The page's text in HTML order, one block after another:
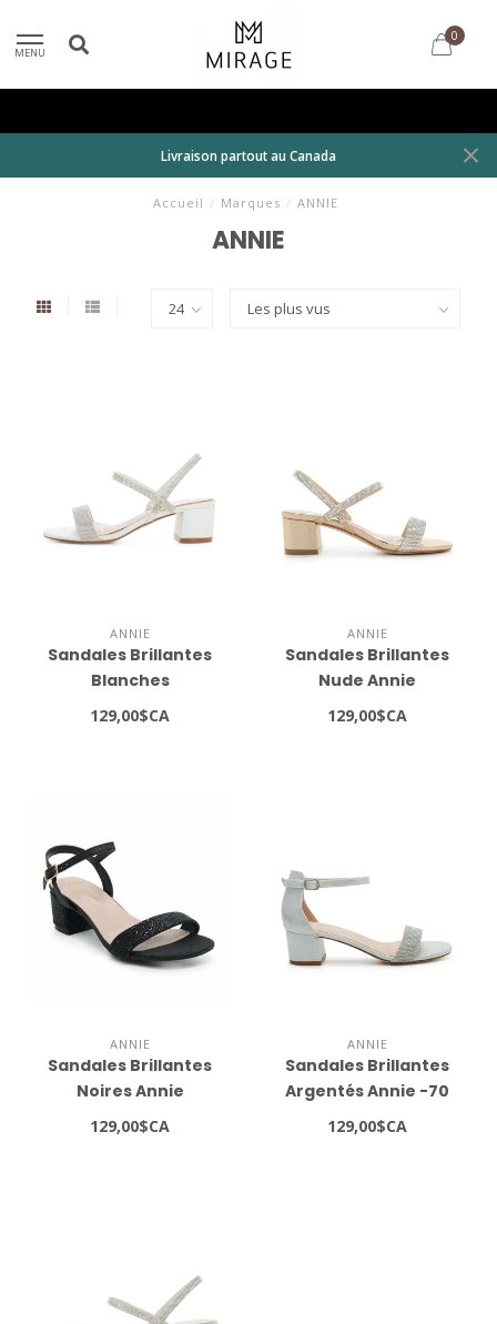
MENU
0
Livraison partout au Canada
Accueil / Marques / ANNIE
ANNIE
ANNIE
Sandales Brillantes
Blanches
129,00$CA
ANNIE
Sandales Brillantes
Nude Annie
129,00$CA
ANNIE
Sandales Brillantes
Noires Annie
129,00$CA
ANNIE
Sandales Brillantes
Argentés Annie -70
129,00$CA